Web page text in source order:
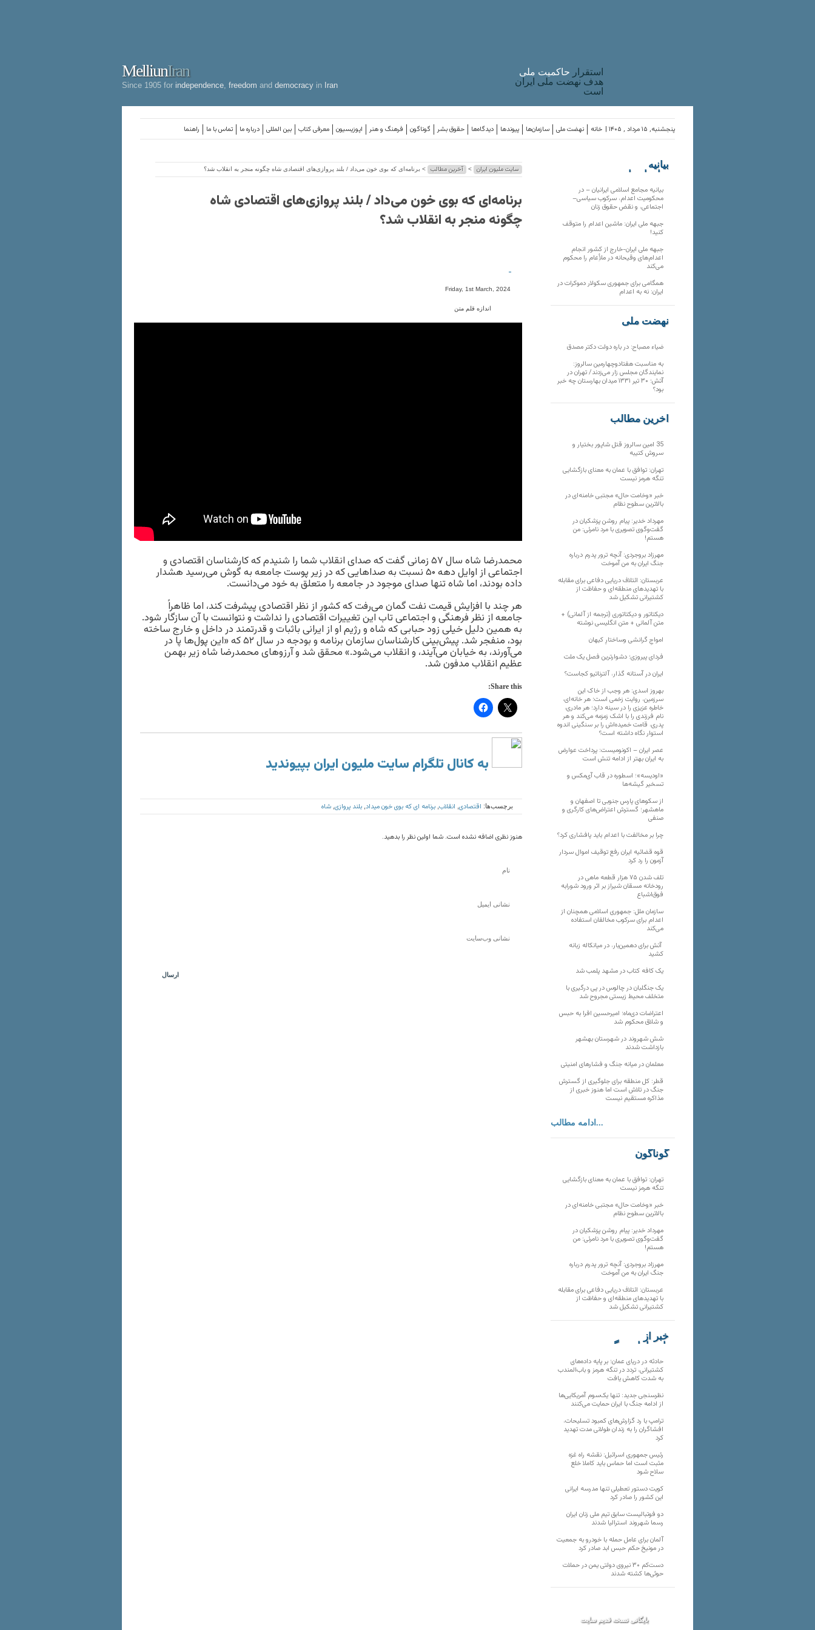
MelliunIran
Since 1905 for independence freedom and democracy in Iran
استقرار حاکميت ملی
هدف نهضت ملی ایران
است
راهنما تماس با ما درباره ما بین المللی معرفی کتاب اپوزیسیون فرهنگ و هنر گوناگون حقوق بشر دیدگاه‌ها پیوندها سازمان‌ها نهضت ملی خانه پنجشنبه, ۱۵ مرداد , ۱۴۰۵ |
سایت ملیون ایران > آخرین مطالب > برنامه‌ای که بوی خون می‌داد / بلند پروازی‌های اقتصادی شاه چگونه منجر به انقلاب شد؟
برنامه‌ای که بوی خون می‌داد / بلند پروازی‌های اقتصادی شاه
چگونه منجر به انقلاب شد؟
-
Friday, 1st March, 2024
اندازه قلم متن
محمدرضا شاه سال ۵۷ زمانی گفت که صدای انقلاب شما را شنیدم که کارشناسان اقتصادی و
اجتماعی از اوایل دهه ۵۰ نسبت به صداهایی که در زیر پوست جامعه به گوش می‌رسید هشدار
داده بودند، اما شاه تنها صدای موجود در جامعه را متعلق به خود می‌دانست.
هر چند با افزایش قیمت نفت گمان می‌رفت که کشور از نظر اقتصادی پیشرفت کند، اما ظاهراً
جامعه از نظر فرهنگی و اجتماعی تاب این تغییرات اقتصادی را نداشت و نتوانست با آن سازگار شود.
به همین دلیل خیلی زود حبابی که شاه و رژیم او از ایرانی باثبات و قدرتمند در داخل و خارج ساخته
بود، منفجر شد. پیش‌بینی کارشناسان سازمان برنامه و بودجه در سال ۵۲ که «این پول‌ها پا در
می‌آورند، به خیابان می‌آیند، و انقلاب می‌شود.» محقق شد و آرزوهای محمدرضا شاه زیر بهمن
عظیم انقلاب مدفون شد.
Share this:
به کانال تلگرام سایت ملیون ایران بپیوندید
برچسب‌ها: اقتصادی انقلاب برنامه ای که بوی خون میداد بلند پروازی شاه
هنوز نظری اضافه نشده است. شما اولین نظر را بدهید.
بیانیه
سازمان‌های
بیانیه مجامع اسلامی ایرانیان – در
محکومیت اعدام، سرکوب سیاسی–
اجتماعی، و نقض حقوق زنان
جبهه ملی ایران: ماشین اعدام را متوقف
کنید!
جبهه ملی ایران-خارج از کشور انجام
اعدام‌های وقیحانه در ملأِعام را محکوم
می‌کند
همگامی برای جمهوری سکولار دموکرات در
ایران: نه به اعدام
نهضت ملی
ضیاء مصباح: در باره دولت دکتر مصدق
به مناسبت هفتادوچهارمین سالروز:
نمایندگان مجلس زار می‌زدند/ تهران در
آتش؛ ۳۰ تیر ۱۳۳۱ میدان بهارستان چه خبر
بود؟
آخرین مطالب
35 امین سالروز قتل شاپور بختیار و
سروش کتیبه
تهران: توافق با عمان به معنای بازگشایی
تنگه هرمز نیست
خبر «وخامت حال» مجتبی خامنه‌ای در
بالاترین سطوح نظام
مهرداد خدیر: پیام روشن پزشکیان در
گفت‌و‌گوی تصویری با مرد نامرئی: من
هستم!
مهرزاد بروجردی: آنچه ترور پدرم درباره
جنگ ایران به من آموخت
عربستان: ائتلاف دریایی دفاعی برای مقابله
با تهدیدهای منطقه‌ای و حفاظت از
کشتیرانی تشکیل شد
دیکتاتور و دیکتاتوری (ترجمه از آلمانی) +
متن آلمانی + متن انگلیسی نوشته
‌امواجِ گرانشی وساختارِ کیهان
فردای پیروزی؛ دشوارترین فصل یک ملت
ایران در آستانه گذار، آلترناتیو کجاست؟
بهروز اسدی: هر وجب از خاک‌ این
سرزمین، روایت زخمی است؛ هر خانه‌ای،
خاطره عزیزی را در سینه دارد؛ هر مادری،
نام فرزندی را با اشک زمزمه می‌کند و هر
پدری، قامت خمیده‌اش را بر سنگینی اندوه
استوار نگاه داشته است؟
عصر ایران – اکونومیست: پرداخت عوارض
به ایران بهتر از ادامه تنش است
«اودیسه»؛ اسطوره در قاب آی‌مکس و
تسخیر گیشه‌ها
از سکوهای پارس جنوبی تا اصفهان و
ماهشهر؛ گسترش اعتراض‌های کارگری و
صنفی
چرا بر مخالفت با اعدام باید پافشاری کرد؟
قوه قضائیه ایران رفع توقیف اموال سردار
آزمون را رد کرد
تلف شدن ۷۵ هزار قطعه ماهی در
رودخانه مسقان شیراز بر اثر ورود شورابه
فوق‌اشباع
سازمان ملل: جمهوری اسلامی همچنان از
اعدام برای سرکوب مخالفان استفاده
می‌کند
آتش برای دهمین‌بار، در میانکاله زبانه
کشید
یک کافه کتاب در مشهد پلمب شد
یک جنگلبان در چالوس در پی درگیری با
متخلف محیط زیستی مجروح شد
اعتراضات دی‌ماه؛ امیرحسین افرا به حبس
و شلاق محکوم شد
شش شهروند در شهرستان بهشهر
بازداشت شدند
معلمان در میانه جنگ و فشارهای امنیتی
قطر: کل منطقه برای جلوگیری از گسترش
جنگ در تلاش است اما هنوز خبری از
مذاکره مستقیم نیست
ادامه مطالب...
گوناگون
تهران: توافق با عمان به معنای بازگشایی
تنگه هرمز نیست
خبر «وخامت حال» مجتبی خامنه‌ای در
بالاترین سطوح نظام
مهرداد خدیر: پیام روشن پزشکیان در
گفت‌و‌گوی تصویری با مرد نامرئی: من
هستم!
مهرزاد بروجردی: آنچه ترور پدرم درباره
جنگ ایران به من آموخت
عربستان: ائتلاف دریایی دفاعی برای مقابله
با تهدیدهای منطقه‌ای و حفاظت از
کشتیرانی تشکیل شد
خبر از
تارنماهای دیگر
حادثه در دریای عمان؛ بر پایه داده‌های
کشتیرانی، تردد در تنگه هرمز و باب‌المندب
به شدت کاهش یافت
نظرسنجی جدید: تنها یک‌سوم آمریکایی‌ها
از ادامه جنگ با ایران حمایت می‌کنند
ترامپ با رد گزارش‌های کمبود تسلیحات،
افشاگران را به زندان طولانی مدت تهدید
کرد
رئیس‌ جمهوری اسرائیل: نقشه راه غزه
مثبت است اما حماس باید کاملا خلع
سلاح شود
کویت دستور تعطیلی تنها مدرسه ایرانی
این کشور را صادر کرد
دو فوتبالیست سابق تیم ملی زنان ایران
رسما شهروند استرالیا شدند
آلمان برای عامل حمله با خودرو به جمعیت
در مونیخ حکم حبس ابد صادر کرد
دست‌کم ۳۰ نیروی دولتی یمن در حملات
حوثی‌ها کشته شدند
بایگانی نسخه قدیم سایت